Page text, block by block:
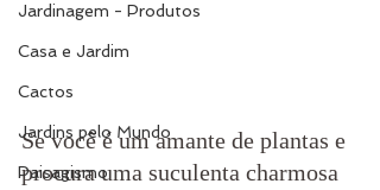
Jardinagem - Produtos
Casa e Jardim
Cactos
Jardins pelo Mundo
Paisagismo
Se você é um amante de plantas e
procura uma suculenta charmosa